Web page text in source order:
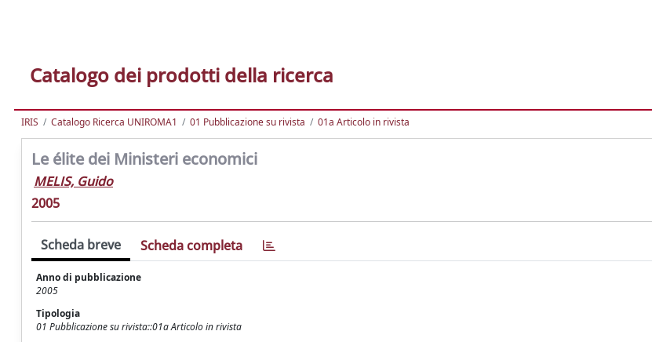
Catalogo dei prodotti della ricerca
IRIS Catalogo Ricerca UNIROMA1 01 Pubblicazione su rivista 01a Articolo in rivista
Le élite dei Ministeri economici
MELIS, Guido
2005
Scheda breve Scheda completa
Anno di pubblicazione
2005
Tipologia
01 Pubblicazione su rivista::01a Articolo in rivista